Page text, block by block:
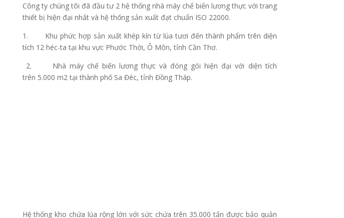
Công ty chúng tôi đã đầu tư 2 hệ thống nhà máy chế biến lương thực với trang
thiết bị hiện đại nhất và hệ thống sản xuất đạt chuẩn ISO 22000.
1. Khu phức hợp sản xuất khép kín từ lúa tươi đến thành phẩm trên diện
tích 12 héc-ta tại khu vực Phước Thới, Ô Môn, tỉnh Cần Thơ.
2. Nhà máy chế biến lương thực và đóng gói hiện đại với diện tích
trên 5.000 m2 tại thành phố Sa Đéc, tỉnh Đồng Tháp.
Hệ thống kho chứa lúa rộng lớn với sức chứa trên 35.000 tấn được bảo quản